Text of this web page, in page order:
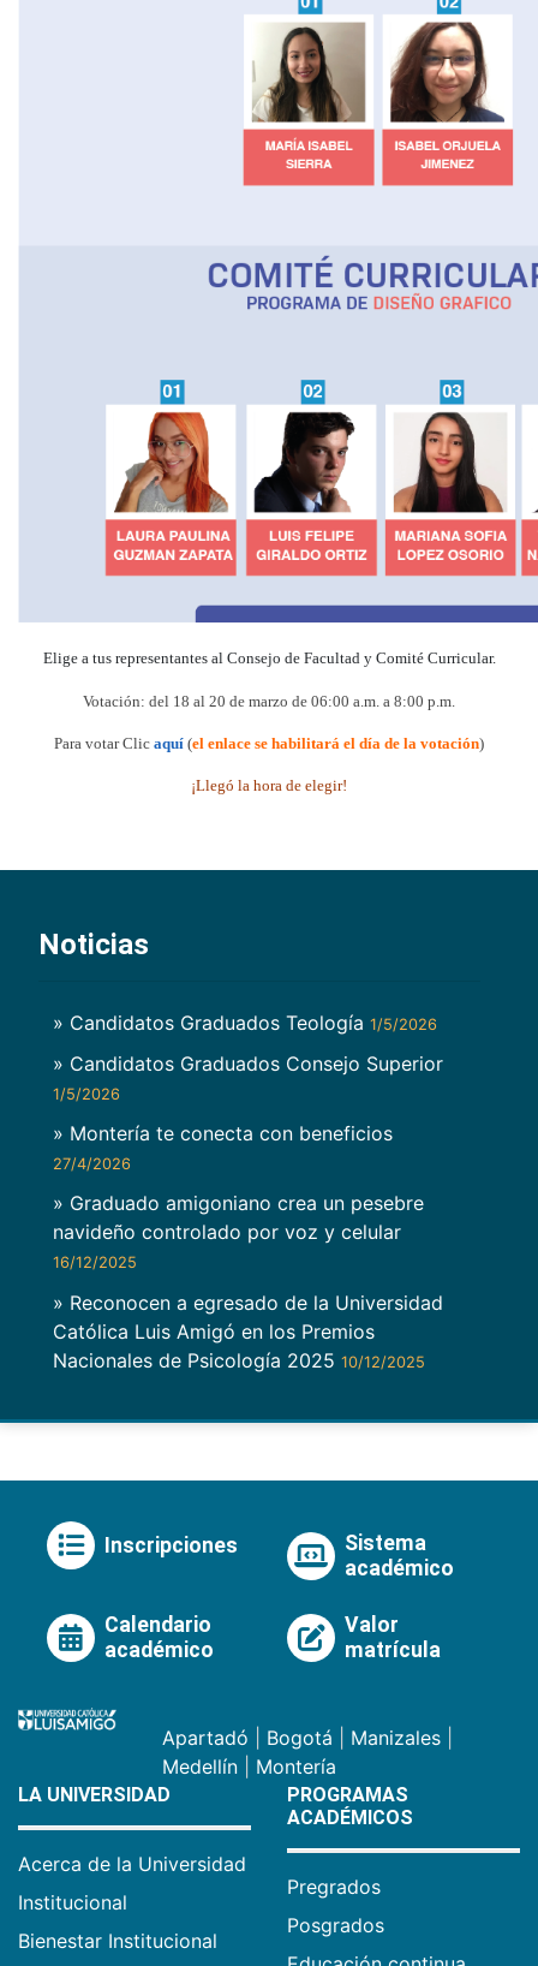
Elige a tus representantes al Consejo de Facultad y Comité Curricular.
Votación: del 18 al 20 de marzo de 06:00 a.m. a 8:00 p.m.
Para votar Clic aquí (el enlace se habilitará el día de la votación)
¡Llegó la hora de elegir!
Noticias
» Candidatos Graduados Teología 1/5/2026
» Candidatos Graduados Consejo Superior
1/5/2026
» Montería te conecta con beneficios
27/4/2026
» Graduado amigoniano crea un pesebre
navideño controlado por voz y celular
16/12/2025
» Reconocen a egresado de la Universidad
Católica Luis Amigó en los Premios
Nacionales de Psicología 2025 10/12/2025
Inscripciones
Sistema
académico
Calendario
académico
Valor
matrícula
Apartadó Bogotá Manizales
Medellín
Montería
LA UNIVERSIDAD
Acerca de la Universidad
Institucional
Bienestar Institucional
PROGRAMAS
ACADÉMICOS
Pregrados
Posgrados